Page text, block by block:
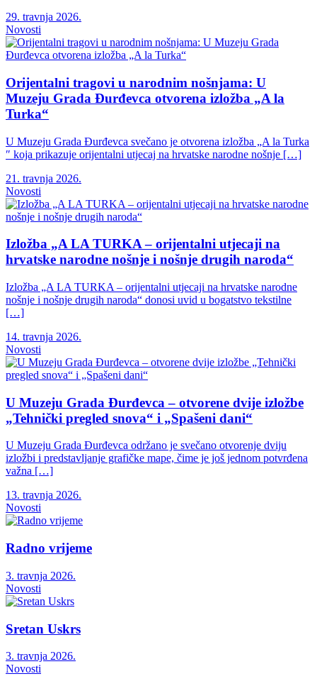
29. travnja 2026.
Novosti
Orijentalni tragovi u narodnim nošnjama: U
Muzeju Grada Đurđevca otvorena izložba „A la
Turka“
U Muzeju Grada Đurđevca svečano je otvorena izložba „A la Turka
″ koja prikazuje orijentalni utjecaj na hrvatske narodne nošnje […]
21. travnja 2026.
Novosti
Izložba „A LA TURKA – orijentalni utjecaji na
hrvatske narodne nošnje i nošnje drugih naroda“
Izložba „A LA TURKA – orijentalni utjecaji na hrvatske narodne
nošnje i nošnje drugih naroda“ donosi uvid u bogatstvo tekstilne
[…]
14. travnja 2026.
Novosti
U Muzeju Grada Đurđevca – otvorene dvije izložbe
„Tehnički pregled snova“ i „Spašeni dani“
U Muzeju Grada Đurđevca održano je svečano otvorenje dviju
izložbi i predstavljanje grafičke mape, čime je još jednom potvrđena
važna […]
13. travnja 2026.
Novosti
Radno vrijeme
3. travnja 2026.
Novosti
Sretan Uskrs
3. travnja 2026.
Novosti